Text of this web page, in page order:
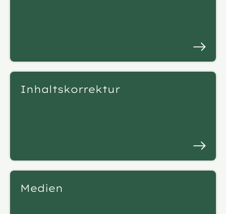
Inhaltskorrektur
Medien